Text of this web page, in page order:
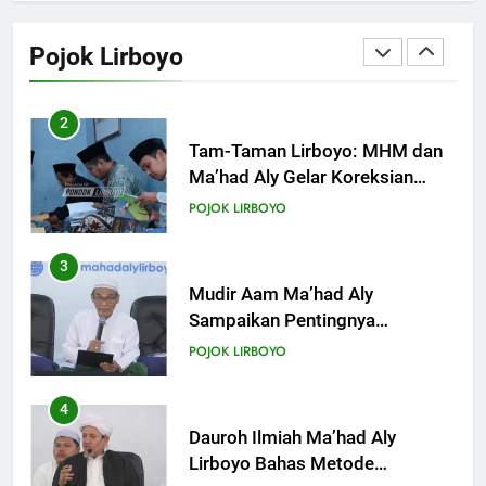
18
KHUTBAH
19
KHUTBAH
20
KHUTBAH
Pojok Lirboyo
Tam-Taman Lirboyo: MHM dan
Ma’had Aly Gelar Koreksian
Kitab Semester Ganjil
3
Mudir Aam Ma’had Aly
Sampaikan Pentingnya
Mempelajari Ilmu Hadis Dalam
POJOK LIRBOYO
4
Dauroh Ilmiah Ma’had Aly
Lirboyo Bahas Metode
Ahlusunnah dalam
POJOK LIRBOYO
5
Dauroh Ilmiah & Sanadan Kitab
Al-Arbain an-Nawawy bersama